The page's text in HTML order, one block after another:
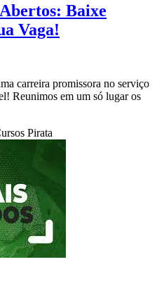
Baixe
Vaga!
carreira promissora no serviço
Reunimos em um só lugar os
Pirata